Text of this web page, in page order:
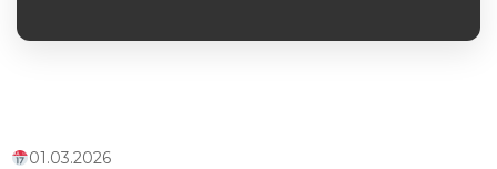
01.03.2026